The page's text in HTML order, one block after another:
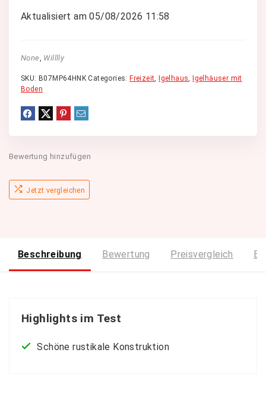
Aktualisiert am 05/08/2026 11:58
None, Willlly
SKU: B07MP64HNK Categories: Freizeit, Igelhaus,
Igelhäuser mit
Boden
Bewertung hinzufügen
Jetzt vergleichen
Beschreibung Bewertung Preisvergleich
Highlights im Test
Schöne rustikale Konstruktion